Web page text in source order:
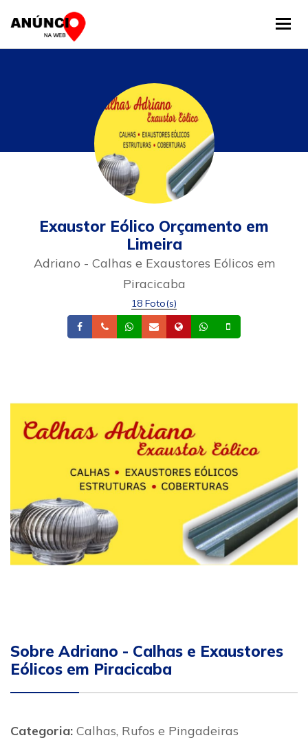
Exaustor Eólico Orçamento em
Limeira
Adriano - Calhas e Exaustores Eólicos em
Piracicaba
18 Foto(s)
FacebookTelefoneWhatsapp
Email Site Whatsapp
Sobre Adriano - Calhas e Exaustores
Eólicos em Piracicaba
Categoria: Calhas, Rufos e Pingadeiras